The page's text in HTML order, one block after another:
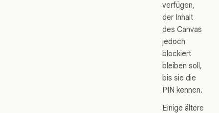
verfügen,
der Inhalt
des Canvas
jedoch
blockiert
bleiben soll,
bis sie die
PIN kennen.
Einige ältere